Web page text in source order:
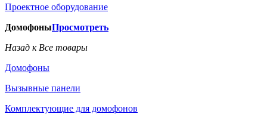
Проектное оборудование
ДомофоныПросмотреть
Назад к Все товары
Домофоны
Вызывные панели
Комплектующие для домофонов